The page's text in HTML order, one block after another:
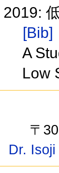
2019:
[Bib]
A
Low
〒
Dr. Isoji